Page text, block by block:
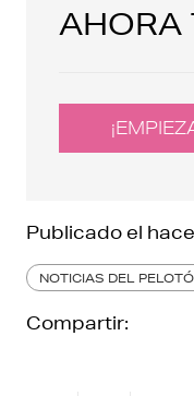
AHORA
Publicado el
NOTICIAS DEL
Compartir: